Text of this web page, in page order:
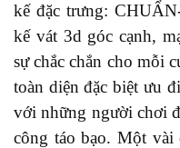
kế đặc trưng:
kế vát 3d góc cạnh,
sự chắc chắn cho mỗi
toàn diệnđặc biệt ưu
với những người chơi
công táo bạo. Một vài